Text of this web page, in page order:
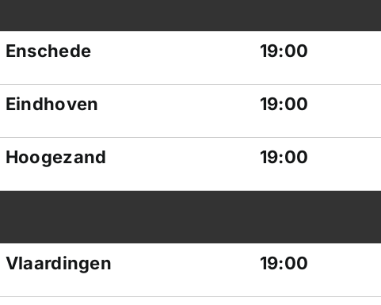
Enschede 19:00
Eindhoven 19:00
Hoogezand 19:00
Vlaardingen 19:00